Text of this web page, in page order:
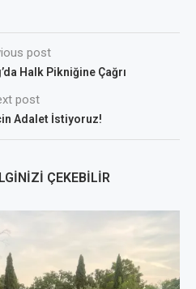
post
Halk Pikniğine Çağrı
post
Adalet İstiyoruz!
ÇEKEBILIR